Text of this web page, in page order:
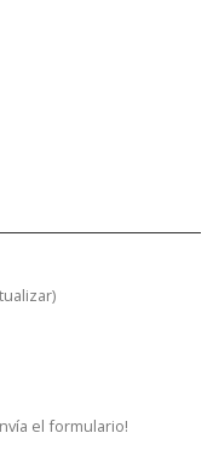
)
el formulario!